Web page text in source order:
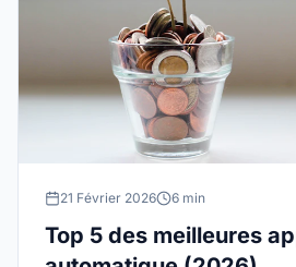
21 Février 2026 6 min
Top 5 des meilleures